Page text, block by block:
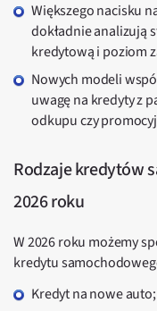
Większego nacisku
dokładnie analizują
kredytową i poziom
Nowych modeli
uwagę na kredyty z
odkupu czy
Rodzaje kredytów
2026 roku
W 2026 roku możemy
kredytu
Kredyt na nowe auto;